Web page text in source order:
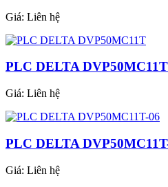
Giá: Liên hệ
PLC DELTA DVP50MC11T
Giá: Liên hệ
PLC DELTA
Giá: Liên hệ